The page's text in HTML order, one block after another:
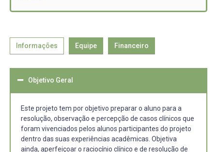
Informações Equipe Financeiro
Objetivo Geral
Este projeto tem por objetivo preparar o aluno para a
resolução, observação e percepção de casos clínicos que
foram vivenciados pelos alunos participantes do projeto
dentro das suas experiências acadêmicas. Objetiva
ainda, aperfeiçoar o raciocínio clínico e de resolução de